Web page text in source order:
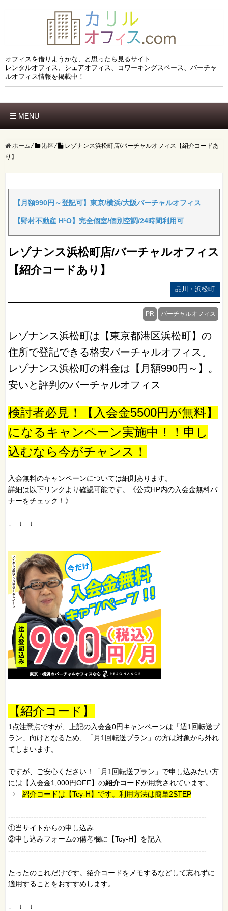
オフィスを借りようかな、と思ったら見るサイト
レンタルオフィス、シェアオフィス、コワーキングスペース、バーチャ
ルオフィス情報を掲載中！
MENU
ホーム
特徴でさがす
ホーム⁄ 港区⁄
レゾナンス浜松町店/バーチャルオフィス【紹介コードあ
り】
【月額990円～登記可】東京/横浜/大阪バーチャルオフィス
【野村不動産 H¹O】完全個室/個別空調/24時間利用可
レゾナンス浜松町店/バーチャルオフィス
【紹介コードあり】
品川・浜松町
バーチャルオフィス
PR
レゾナンス浜松町は【東京都港区浜松町】の
住所で登記できる格安バーチャルオフィス。
レゾナンス浜松町の料金は【月額990円～】。
安いと評判のバーチャルオフィス
検討者必見！【入会金5500円が無料】
になるキャンペーン実施中！！申し
込むなら今がチャンス！
入会無料のキャンペーンについては細則あります。
詳細は以下リンクより確認可能です。《公式HP内の入会金無料バ
ナーをチェック！》
↓ ↓ ↓
【紹介コード】
1点注意点ですが、上記の入会金0円キャンペーンは「週1回転送プ
ラン」向けとなるため、「月1回転送プラン」の方は対象から外れ
てしまいます。
ですが、ご安心ください！「月1回転送プラン」で申し込みたい方
には【入会金1,000円OFF】の紹介コードが用意されています。
⇒ 紹介コードは【Tcy-H】です。利用方法は簡単2STEP
------------------------------------------------------------------------------
①当サイトからの申し込み
②申し込みフォームの備考欄に【Tcy-H】を記入
------------------------------------------------------------------------------
たったのこれだけです。紹介コードをメモするなどして忘れずに
適用することをおすすめします。
↓ ↓ ↓